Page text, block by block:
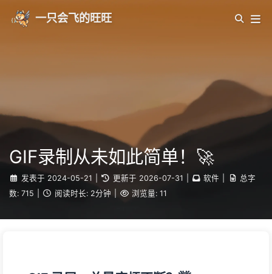
一只会飞的旺旺
GIF录制从未如此简单！🚀
发表于 2024-05-21 更新于 2026-07-31 软件
总字
数: 715 阅读时长: 2分钟 浏览量: 11